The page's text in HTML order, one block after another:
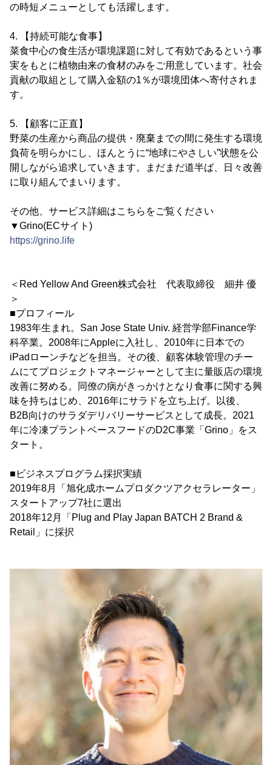
の時短メニューとしても活躍します。
4. 【持続可能な食事】
菜食中心の食生活が環境課題に対して有効であるという事
実をもとに植物由来の食材のみをご用意しています。社会
貢献の取組として購入金額の1％が環境団体へ寄付されま
す。
5. 【顧客に正直】
野菜の生産から商品の提供・廃棄までの間に発生する環境
負荷を明らかにし、ほんとうに“地球にやさしい”状態を公
開しながら追求していきます。まだまだ道半ば、日々改善
に取り組んでまいります。
その他、サービス詳細はこちらをご覧ください
▼Grino(ECサイト)
https://grino.life
＜Red Yellow And Green株式会社 代表取締役 細井 優
＞
■プロフィール
1983年生まれ。San Jose State Univ. 経営学部Finance学
科卒業。2008年にAppleに入社し、2010年に日本での
iPadローンチなどを担当。その後、顧客体験管理のチー
ムにてプロジェクトマネージャーとして主に量販店の環境
改善に努める。同僚の病がきっかけとなり食事に関する興
味を持ちはじめ、2016年にサラドを立ち上げ。以後、
B2B向けのサラダデリバリーサービスとして成長。2021
年に冷凍プラントベースフードのD2C事業「Grino」をス
タート。
■ビジネスプログラム採択実績
2019年8月「旭化成ホームプロダクツアクセラレーター」
スタートアップ7社に選出
2018年12月「Plug and Play Japan BATCH 2 Brand &
Retail」に採択